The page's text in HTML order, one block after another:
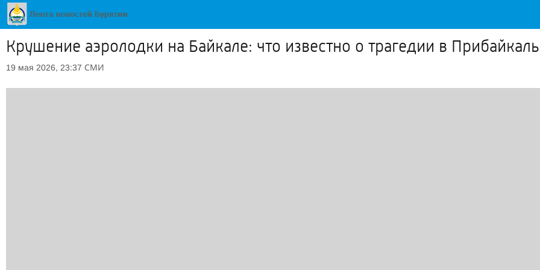
Крушение аэролодки на Байкале: что известно о трагедии в
19 мая 2026, 23:37 СМИ